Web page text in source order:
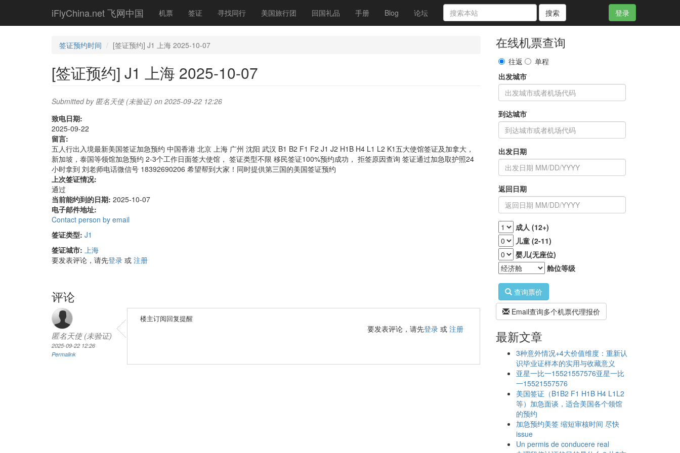
main
iFlyChina.net 飞网中国 机票 签证 寻找同行 美国旅行团 回国礼品 手册 Blog 论坛 搜索 登录
签证预约时间 [签证预约] J1 上海 2025-10-07
[签证预约] J1 上海 2025-10-07
Submitted by 匿名天使 (未验证) on 2025-09-22 12:26
致电日期:
2025-09-22
留言:
五人行出入境最新美国签证加急预约 中国香港 北京 上海 广州 沈阳 武汉 B1 B2 F1 F2 J1 J2 H1B H4 L1 L2 K1五大使馆签证及加拿大，
新加坡，泰国等领馆加急预约 2-3个工作日面签大使馆， 签证类型不限 移民签证100%预约成功， 拒签原因查询 签证通过加急取护照24
小时拿到 刘老师电话微信号 18392690206 希望帮到大家！同时提供第三国的美国签证预约
上次签证情况:
通过
当前能约到的日期: 2025-10-07
电子邮件地址:
Contact person by email
签证类型: J1
签证城市: 上海
要发表评论，请先登录 或 注册
评论
匿名天使 (未验证)
2025-09-22 12:26
Permalink
楼主订阅回复提醒
要发表评论，请先登录 或 注册
在线机票查询
往返
单程
出发城市
到达城市
出发日期
返回日期
成人 (12+)
儿童 (2-11)
婴儿(无座位)
舱位等级
查询票价
Email查询多个机票代理报价
最新文章
3种意外情况+4大价值维度：重新认
识毕业证样本的实用与收藏意义
亚星一比一15521557576亚星一比
一15521557576
美国签证（B1B2 F1 H1B H4 L1L2
等）加急面谈，适合美国各个领馆
的预约
加急预约美签 缩短审核时间 尽快
issue
Un permis de conducere real